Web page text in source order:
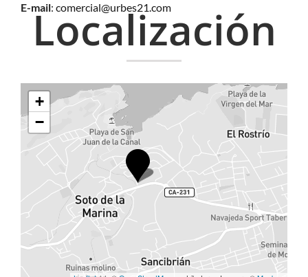
Localización
+
−
E-mail: comercial@urbes21.com